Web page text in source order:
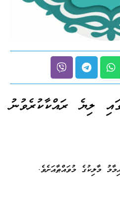
ލިޔެ ރައްކާކުރެވުނު
މާލިކުގެ މުވައްޠާއަށެވެ.